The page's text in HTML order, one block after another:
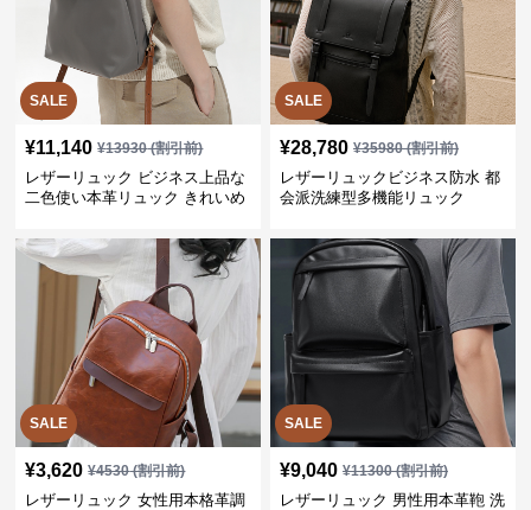
SALE
¥11,140 ¥13930(割引前)
レザーリュック ビジネス上品な
二色使い本革リュック きれいめ
SALE
¥28,780 ¥35980(割引前)
レザーリュックビジネス防水 都
会派洗練型多機能リュック
SALE
¥3,620 ¥4530(割引前)
レザーリュック 女性用本格革調
SALE
¥9,040 ¥11300(割引前)
レザーリュック 男性用本革鞄 洗